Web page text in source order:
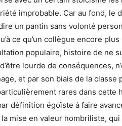
improbable. Car au fond, le
un pantin sans volonté
ce qu’un collègue encore
populaire, histoire de ne
lourde de conséquences,
et par son biais de la
rares dans cette
définition égoïste à faire
la mise en valeur nombriliste,